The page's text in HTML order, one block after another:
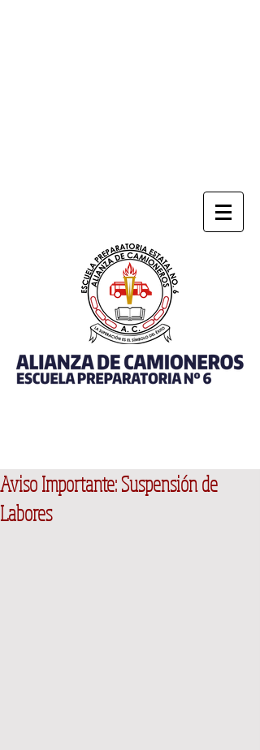
Aviso Importante: Suspensión de
Labores